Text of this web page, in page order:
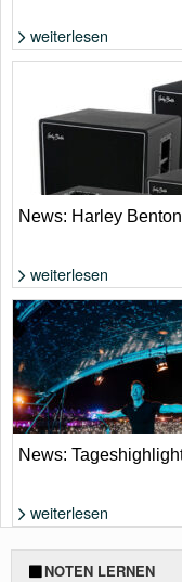
Wenig Geld für reichlich
weiterlesen
Neue Bass-Verstärker
Harley Benton
News: Harley
weiterlesen
News:
weiterlesen
NOTEN LERNEN